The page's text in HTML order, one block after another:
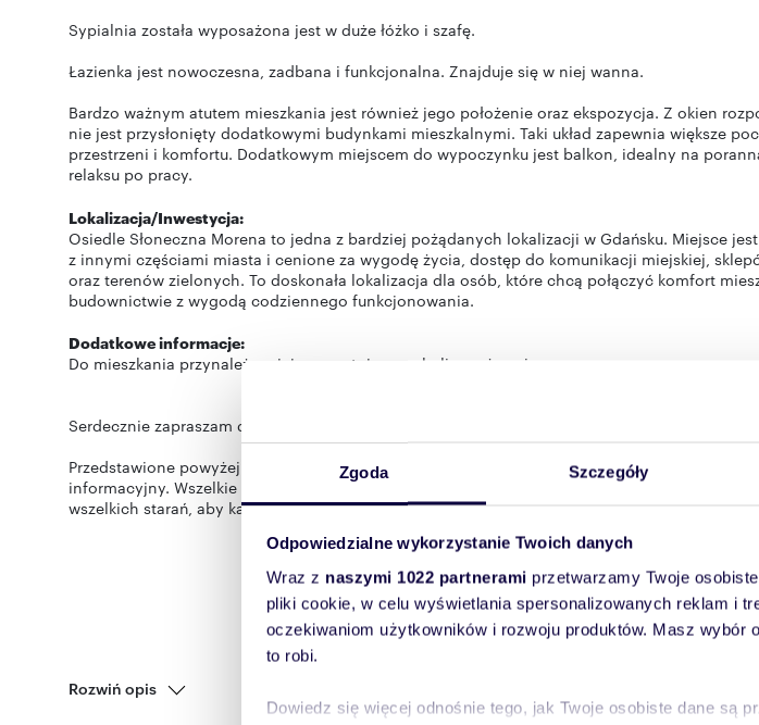
Zgoda Szczegóły
Odpowiedzialne wykorzystanie Twoich danych
Wraz z naszymi 1022 partnerami przetwarzamy Twoje
pliki cookie, w celu wyświetlania spersonalizowanych reklam i
oczekiwaniom użytkowników i rozwoju produktów. Masz wybór
to robi.
Dowiedz się więcej odnośnie tego, jak Twoje osobiste dane są
Sypialnia została wyposażona jest w duże łóżko i szafę.
Łazienka jest nowoczesna, zadbana i funkcjonalna. Znajduje się w niej wanna.
Bardzo ważnym atutem mieszkania jest również jego położenie oraz ekspozycja. Z okien
nie jest przysłonięty dodatkowymi budynkami mieszkalnymi. Taki układ zapewnia większe
przestrzeni i komfortu. Dodatkowym miejscem do wypoczynku jest balkon, idealny na
relaksu po pracy.
Lokalizacja/Inwestycja:
Osiedle Słoneczna Morena to jedna z bardziej pożądanych lokalizacji w Gdańsku. Miejsce
z innymi częściami miasta i cenione za wygodę życia, dostęp do komunikacji miejskiej,
oraz terenów zielonych. To doskonała lokalizacja dla osób, które chcą połączyć komfort
budownictwie z wygodą codziennego funkcjonowania.
Dodatkowe informacje:
Do mieszkania przynależy miejsce postojowe w hali garażowej.
Serdecznie zapraszam do zapoznania się z ofertą.
Przedstawione powyżej propozycje nie stanowią oferty handlowej w rozumieniu przepisów
informacyjny. Wszelkie dane dotyczące nieruchomości uzyskano na podstawie oświadczeń
wszelkich starań, aby każda oferta była rzetelnie sprawdzona i aktualna.
Rozwiń opis